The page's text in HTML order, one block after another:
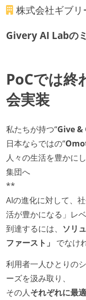
株式会社ギブリ
Givery AI Labの
PoCでは終
会実装
私たちが持つ“Give &
日本ならではの“
人々の生活を豊かに
集団へ
**
AIの進化に対して、
活が豊かになる」レ
到達するには、 ソリ
ファースト」
でなけ
利用者一人ひとりの
ーズを汲み取り、
その人それぞれに最